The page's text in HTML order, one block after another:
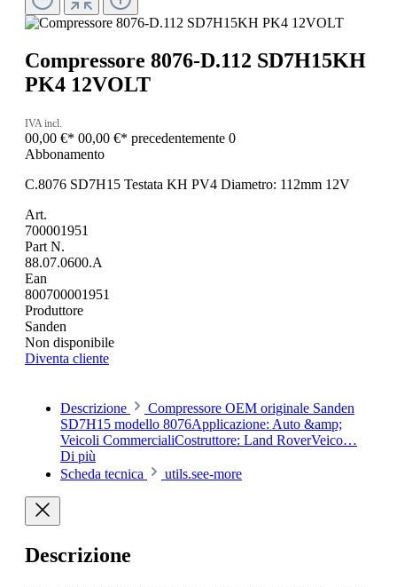
Compressore 8076-D.112 SD7H15KH
PK4 12VOLT
IVA incl.
00,00 €* 00,00 €* precedentemente 0
Abbonamento
C.8076 SD7H15 Testata KH PV4 Diametro: 112mm 12V
Art.
700001951
Part N.
88.07.0600.A
Ean
800700001951
Produttore
Sanden
Non disponibile
Diventa cliente
Descrizione
Compressore OEM originale Sanden
SD7H15 modello 8076Applicazione: Auto &amp;
Veicoli CommercialiCostruttore: Land RoverVeico…
Di più
Scheda tecnica
utils.see-more
Descrizione